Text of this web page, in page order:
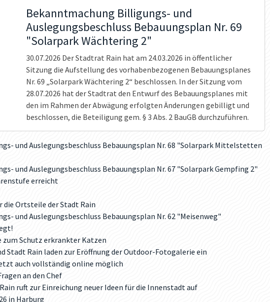
Bekanntmachung Billigungs- und
Auslegungsbeschluss Bebauungsplan Nr. 69
"Solarpark Wächtering 2"
30.07.2026 Der Stadtrat Rain hat am 24.03.2026 in öffentlicher
Sitzung die Aufstellung des vorhabenbezogenen Bebauungsplanes
Nr. 69 „Solarpark Wächtering 2“ beschlossen. In der Sitzung vom
28.07.2026 hat der Stadtrat den Entwurf des Bebauungsplanes mit
den im Rahmen der Abwägung erfolgten Änderungen gebilligt und
beschlossen, die Beteiligung gem. § 3 Abs. 2 BauGB durchzuführen.
und Auslegungsbeschluss Bebauungsplan Nr. 68 "Solarpark Mittelstetten
und Auslegungsbeschluss Bebauungsplan Nr. 67 "Solarpark Gempfing 2"
erreicht
die Ortsteile der Stadt Rain
und Auslegungsbeschluss Bebauungsplan Nr. 62 "Meisenweg"
zum Schutz erkrankter Katzen
Stadt Rain laden zur Eröffnung der Outdoor-Fotogalerie ein
auch vollständig online möglich
an den Chef
ruft zur Einreichung neuer Ideen für die Innenstadt auf
in Harburg